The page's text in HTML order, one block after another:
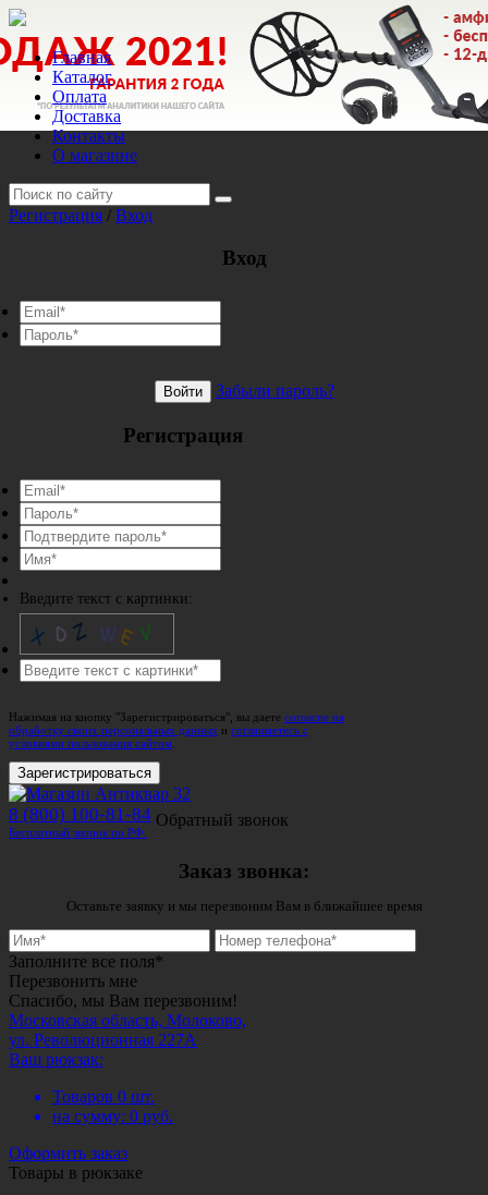
Главная
Каталог
Оплата
Доставка
Контакты
О магазине
Регистрация / Вход
Вход
Войти Забыли пароль?
Регистрация
Введите текст с картинки:
Нажимая на кнопку "Зарегистрироваться", вы даете согласие на
обработку своих персональных данных и соглашаетесь с
условиями пользования сайтом
Зарегистрироваться
8 (800) 100-81-84
Бесплатный звонок по РФ.
Обратный звонок
Заказ звонка:
Оставьте заявку и мы перезвоним Вам в ближайшее время
Заполните все поля*
Перезвонить мне
Спасибо, мы Вам перезвоним!
Московская область, Молоково,
ул. Революционная 227А
Ваш рюкзак:
Товаров 0 шт.
на сумму: 0 руб.
Оформить заказ
Товары в рюкзаке